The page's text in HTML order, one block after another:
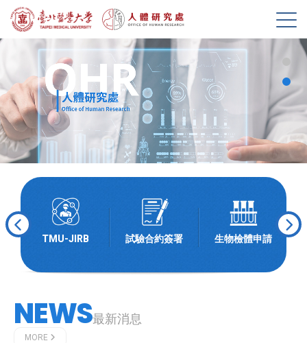
展
單
TMU-JIRB 試驗合約簽署 生物檢體申請
NEWS最新消息
MORE